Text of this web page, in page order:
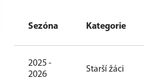
Sezóna Kategorie
2025 -
2026
Starší žáci